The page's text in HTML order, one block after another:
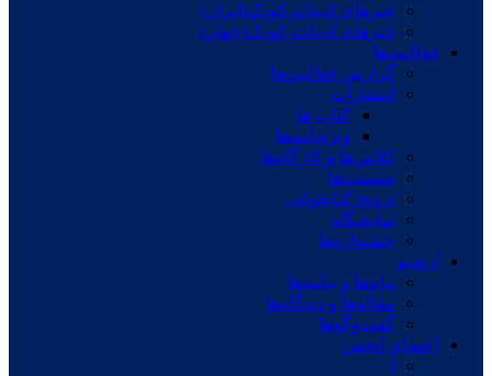
خبرهای ادبیات کودک(ایران)
خبرهای ادبیات کودک(جهان)
فعالیت‌ها
گزارش فعالیت‌ها
انتشارات
کتاب ها
ویژه‌نامه‌ها
کلاس‌ها و کارگاه‌ها
نشست‌ها
ترویج کتابخوانی
نمایشگاه
جشنواره‌ها
آرشیو
پیام‌ها و بیانیه‌ها
مقاله‌ها و دیدگاه‌ها
گفت‌وگوها
اعضای انجمن